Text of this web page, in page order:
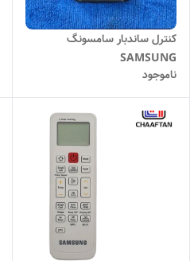
کنترل ساندبار سامسونگ
SAMSUNG
ناموجود